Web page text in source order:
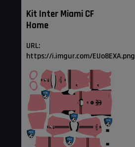
Kit Inter Miami CF
Home
URL:
https://i.imgur.com/EUo8EXA.png